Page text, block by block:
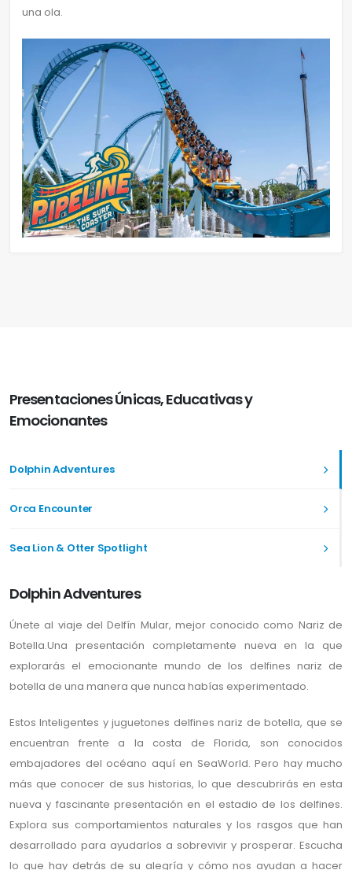
una ola.
Presentaciones Únicas, Educativas y
Emocionantes
Dolphin Adventures
Orca Encounter
Sea Lion & Otter Spotlight
Dolphin Adventures
Únete al viaje del Delfín Mular, mejor conocido como Nariz de
Botella.Una presentación completamente nueva en la que
explorarás el emocionante mundo de los delfines nariz de
botella de una manera que nunca habías experimentado.
Estos Inteligentes y juguetones delfines nariz de botella, que se
encuentran frente a la costa de Florida, son conocidos
embajadores del océano aquí en SeaWorld. Pero hay mucho
más que conocer de sus historias, lo que descubrirás en esta
nueva y fascinante presentación en el estadio de los delfines.
Explora sus comportamientos naturales y los rasgos que han
desarrollado para ayudarlos a sobrevivir y prosperar. Escucha
lo que hay detrás de su alegría y cómo nos ayudan a hacer